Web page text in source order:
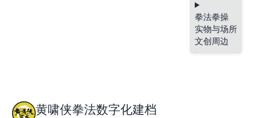
拳法拳操
实物与场所
文创周边
黄啸侠拳法数字化建档